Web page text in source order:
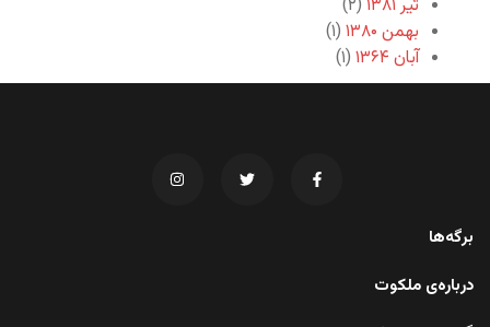
تیر ۱۳۸۱
(۲)
بهمن ۱۳۸۰
(۱)
آبان ۱۳۶۴
(۱)
برگه‌ها
درباره‌ی ملکوت